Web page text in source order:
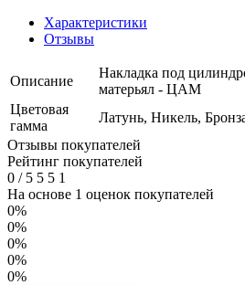
Характеристики
Отзывы
Описание
Накладка под
матерьял - ЦАМ
Цветовая
гамма
Латунь, Никель,
Отзывы покупателей
Рейтинг покупателей
0 /5 5 5 1
На основе 1 оценок покупателей
0%
0%
0%
0%
0%